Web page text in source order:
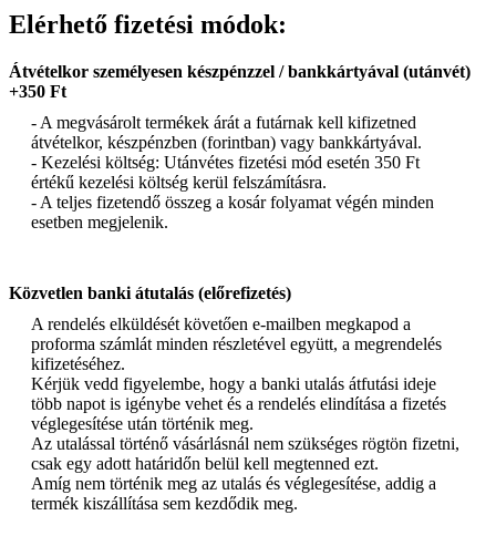
Elérhető fizetési módok:
Átvételkor személyesen készpénzzel / bankkártyával (utánvét)
+350 Ft
- A megvásárolt termékek árát a futárnak kell kifizetned
átvételkor, készpénzben (forintban) vagy bankkártyával.
- Kezelési költség: Utánvétes fizetési mód esetén 350 Ft
értékű kezelési költség kerül felszámításra.
- A teljes fizetendő összeg a kosár folyamat végén minden
esetben megjelenik.
Közvetlen banki átutalás (előrefizetés)
A rendelés elküldését követően e-mailben megkapod a
proforma számlát minden részletével együtt, a megrendelés
kifizetéséhez.
Kérjük vedd figyelembe, hogy a banki utalás átfutási ideje
több napot is igénybe vehet és a rendelés elindítása a fizetés
véglegesítése után történik meg.
Az utalással történő vásárlásnál nem szükséges rögtön fizetni,
csak egy adott határidőn belül kell megtenned ezt.
Amíg nem történik meg az utalás és véglegesítése, addig a
termék kiszállítása sem kezdődik meg.